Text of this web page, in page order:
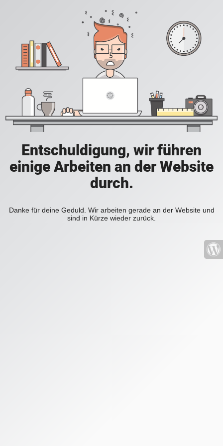
Entschuldigung, wir führen
einige Arbeiten an der Website
durch.
Danke für deine Geduld. Wir arbeiten gerade an der Website und
sind in Kürze wieder zurück.